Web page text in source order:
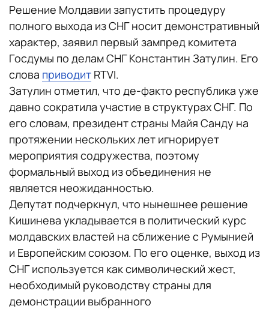
Решение Молдавии запустить процедуру
полного выхода из СНГ носит демонстративный
характер, заявил первый зампред комитета
Госдумы по делам СНГ Константин Затулин. Его
слова приводит RTVI.
Затулин отметил, что де-факто республика уже
давно сократила участие в структурах СНГ. По
его словам, президент страны Майя Санду на
протяжении нескольких лет игнорирует
мероприятия содружества, поэтому
формальный выход из объединения не
является неожиданностью.
Депутат подчеркнул, что нынешнее решение
Кишинева укладывается в политический курс
молдавских властей на сближение с Румынией
и Европейским союзом. По его оценке, выход из
СНГ используется как символический жест,
необходимый руководству страны для
демонстрации выбранного